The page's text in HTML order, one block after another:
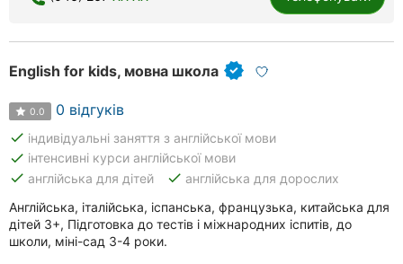
English for kids, мовна школа
0.0 0 відгуків
done індивідуальні заняття з англійської мови
done інтенсивні курси англійської мови
done англійська для дітей done англійська для дорослих
Англійська, італійська, іспанська, французька, китайська для
дітей 3+, Підготовка до тестів і міжнародних іспитів, до
школи, міні-сад 3-4 роки.